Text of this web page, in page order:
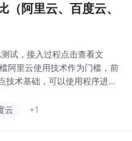
阿里云、百度云、
，接入过程点击查看文
阿里云使用技术作为门槛，前
技术基础，可以使用程序进行
设置门槛，广纳天下人才。
云 +1